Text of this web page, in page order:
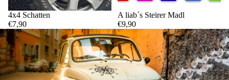
Tiere/
4x4 Schatten
€7,90
A liab´s Steirer Madl
€9,90